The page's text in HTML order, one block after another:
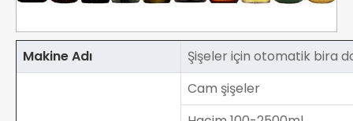
Makine Adı Şişeler için otomatik bira
Cam şişeler